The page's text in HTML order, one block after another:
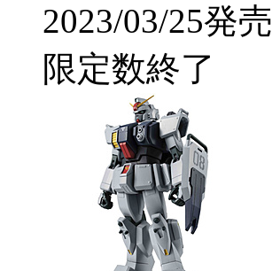
2023/03/25発売
限定数終了